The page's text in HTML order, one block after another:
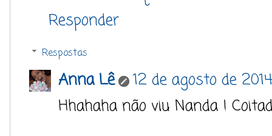
Responder
Respostas
Anna Lê
12 de agosto de
Hhahaha não viu Nanda !